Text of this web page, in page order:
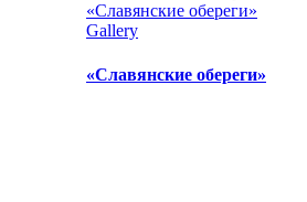
«Славянские обереги»
Gallery
«Славянские обереги»